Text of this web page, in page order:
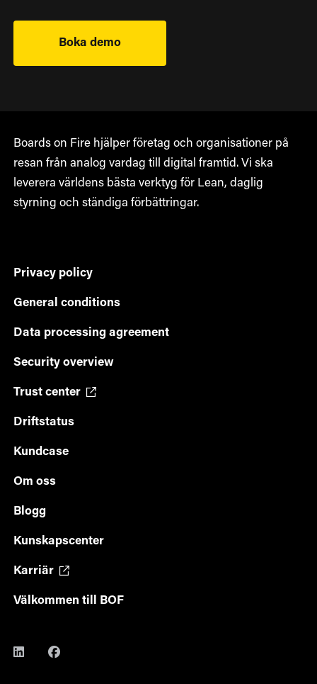
Boka demo
Boards on Fire hjälper företag och organisationer på
resan från analog vardag till digital framtid. Vi ska
leverera världens bästa verktyg för Lean, daglig
styrning och ständiga förbättringar.
Privacy policy
General conditions
Data processing agreement
Security overview
Trust center
Driftstatus
Kundcase
Om oss
Blogg
Kunskapscenter
Karriär
Välkommen till BOF